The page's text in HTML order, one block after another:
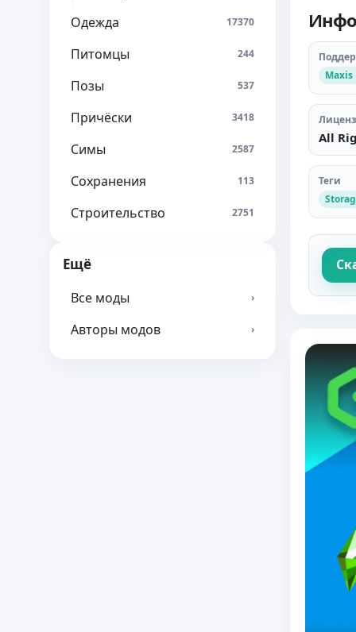
Одежда 17370
Питомцы 244
Позы 537
Причёски 3418
Симы 2587
Сохранения 113
Строительство 2751
Ещё
Все моды ›
Авторы модов ›
Maxis
All
Теги